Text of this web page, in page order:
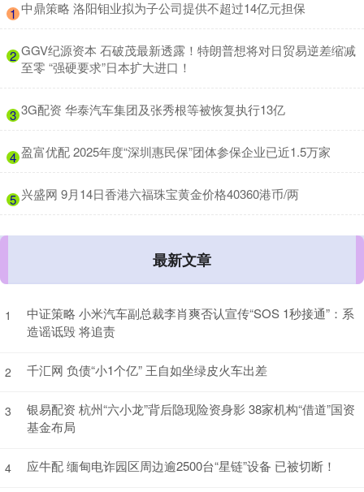
1 ​中鼎策略 洛阳钼业拟为子公司提供不超过14亿元担保
2 ​GGV纪源资本 石破茂最新透露！特朗普想将对日贸易逆差缩减
至零 “强硬要求”日本扩大进口！
3 ​3G配资 华泰汽车集团及张秀根等被恢复执行13亿
4 ​盈富优配 2025年度“深圳惠民保”团体参保企业已近1.5万家
5 ​兴盛网 9月14日香港六福珠宝黄金价格40360港币/两
最新文章
1
中证策略 小米汽车副总裁李肖爽否认宣传“SOS 1秒接通”：系
造谣诋毁 将追责
2 千汇网 负债“小1个亿” 王自如坐绿皮火车出差
3
银易配资 杭州“六小龙”背后隐现险资身影 38家机构“借道”国资
基金布局
4 应牛配 缅甸电诈园区周边逾2500台“星链”设备 已被切断！